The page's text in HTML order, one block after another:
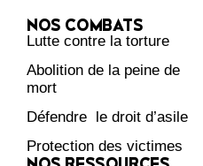
NOS COMBATS
Lutte contre la torture
Abolition de la peine de
mort
Défendre le droit d’asile
Protection des victimes